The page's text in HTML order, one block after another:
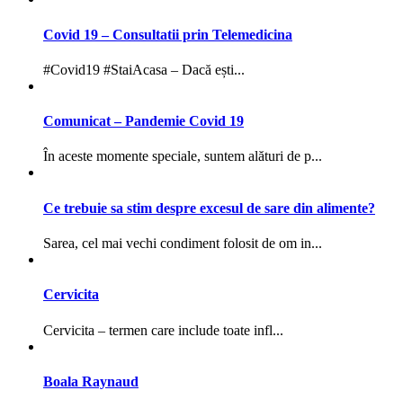
Covid 19 – Consultatii prin Telemedicina
#Covid19 #StaiAcasa – Dacă ești...
Comunicat – Pandemie Covid 19
În aceste momente speciale, suntem alături de p...
Ce trebuie sa stim despre excesul de sare din alimente?
Sarea, cel mai vechi condiment folosit de om in...
Cervicita
Cervicita – termen care include toate infl...
Boala Raynaud